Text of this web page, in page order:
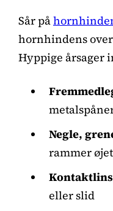
Sår på
hornhindens
Hyppige årsager
Negle,
rammer øjet
eller slid